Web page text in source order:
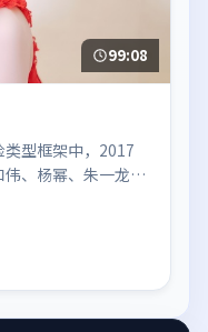
99:08
型框架中，2017
、杨幂、朱一龙、
整体气质偏泰国都